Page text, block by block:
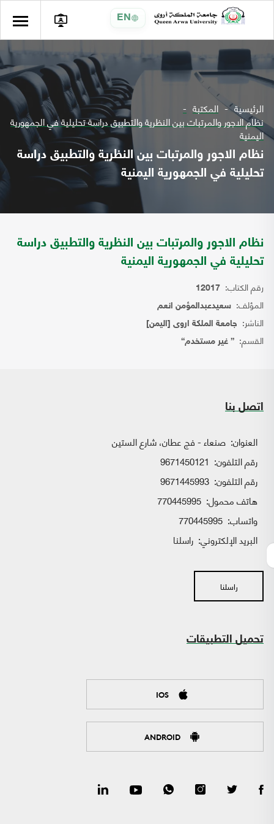
EN
الرئيسية المكتبة
نظام الاجور والمرتبات بين النظرية والتطبيق دراسة تحليلية في الجمهورية
اليمنية
نظام الاجور والمرتبات بين النظرية والتطبيق دراسة
تحليلية في الجمهورية اليمنية
نظام الاجور والمرتبات بين النظرية والتطبيق دراسة
تحليلية في الجمهورية اليمنية
رقم الكتاب: 12017
المؤلف: سعيدعبدالمؤمن انعم
الناشر: جامعة الملكة اروى [اليمن]
القسم: { غير مستخدم}
اتصل بنا
العنوان: صنعاء - فج عطان، شارع الستين
رقم التلفون: 9671450121
رقم التلفون: 9671445993
هاتف محمول: 770445995
واتساب:
البريد الإلكتروني: راسلنا
راسلنا
تحميل التطبيقات
IOS
ANDROID